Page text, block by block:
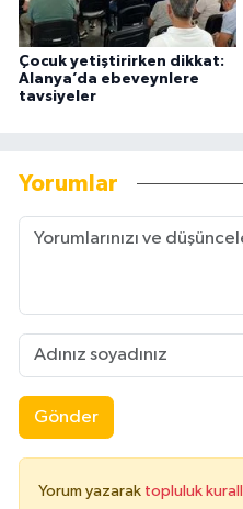
Çocuk yetiştirirken dikkat:
Alanya’da ebeveynlere
tavsiyeler
Yorumlar
Gönder
Yorum yazarak topluluk